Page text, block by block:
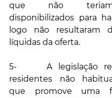
que não
disponibilizados para
logo não resultaram
líquidas da oferta.
5-     A legislação
residentes não
que promove uma